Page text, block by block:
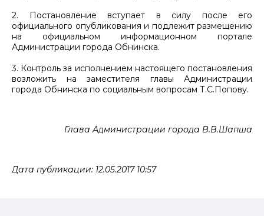
2. Постановление вступает в силу после его
официального опубликования и подлежит размещению
на официальном информационном портале
Администрации города Обнинска.
3. Контроль за исполнением настоящего постановления
возложить на заместителя главы Администрации
города Обнинска по социальным вопросам Т.С.Попову.
Глава Администрации города В.В.Шапша
Дата публикации: 12.05.2017 10:57